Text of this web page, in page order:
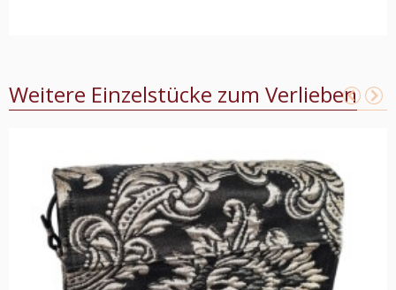
Weitere Einzelstücke zum Verlieben